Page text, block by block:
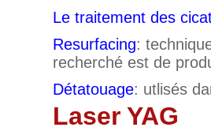
Le traitement des
Resurfacing:
recherché est de
Détatouage: utlisés
Laser YAG